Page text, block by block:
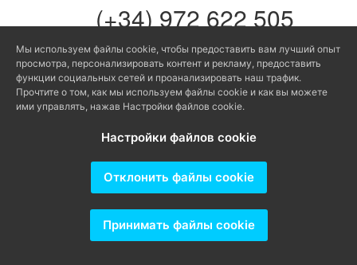
(+34) 972 622 505
(+34) 638 983 816
info@agenciaavi.cat
Мы используем файлы cookie, чтобы предоставить вам лучший опыт
просмотра, персонализировать контент и рекламу, предоставить
функции социальных сетей и проанализировать наш трафик.
Прочтите о том, как мы используем файлы cookie и как вы можете
ими управлять, нажав Настройки файлов cookie.
Настройки файлов cookie
Отклонить файлы cookie
Принимать файлы cookie